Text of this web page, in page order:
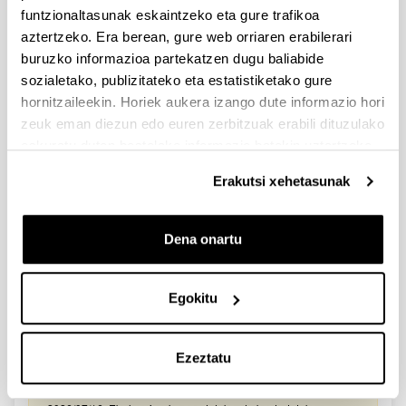
funtzionaltasunak eskaintzeko eta gure trafikoa
aztertzeko. Era berean, gure web orriaren erabilerari
buruzko informazioa partekatzen dugu baliabide
sozialetako, publizitateko eta estatistiketako gure
hornitzaileekin. Horiek aukera izango dute informazio hori
zeuk eman diezun edo euren zerbitzuak erabili dituzulako
Erakutsi xehetasunak
Dena onartu
Egokitu
Ezeztatu
2026/03/25. Onartutako eta baztertutako eskabideen behin-
behineko zerrendako akatsen zuzenketa - 2026/03/23-
Onartuak izan diren eta akatsen bat zuzendu behar duten
eskaeren behin-behineko zerrenda. Alegazioak aurkezteko
epea: 2026/03/24tik 2026/04/09rarte. (biak barne)
Zientzia, Teknologia eta Berrikuntza arloetako kultura
sustatzeko laguntzen deialdia (FECYT) 2026
Aurkezteko epea zabalik: 2026/07/01 - 2026/09/16 13:00
Dokumentazioa bidaltzeko barne-epea: bakarkako
2026/09/11
PROGRAMME 2027
IKERTZAILE DOKTOREAK UPV/EHUn KONTRATATZEKO
DEIALDIA (2026)
Izapide irekia (Eskaerak aurkezteko epea: 2026/06/03 - 2026/06/25
23:59)